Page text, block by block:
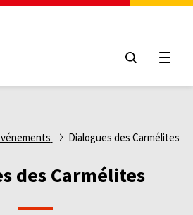
Dialogues des Carmélites
des Carmélites